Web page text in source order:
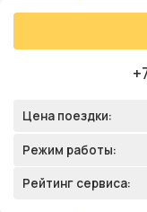
Цена поездки:
Режим работы:
Рейтинг сервиса: